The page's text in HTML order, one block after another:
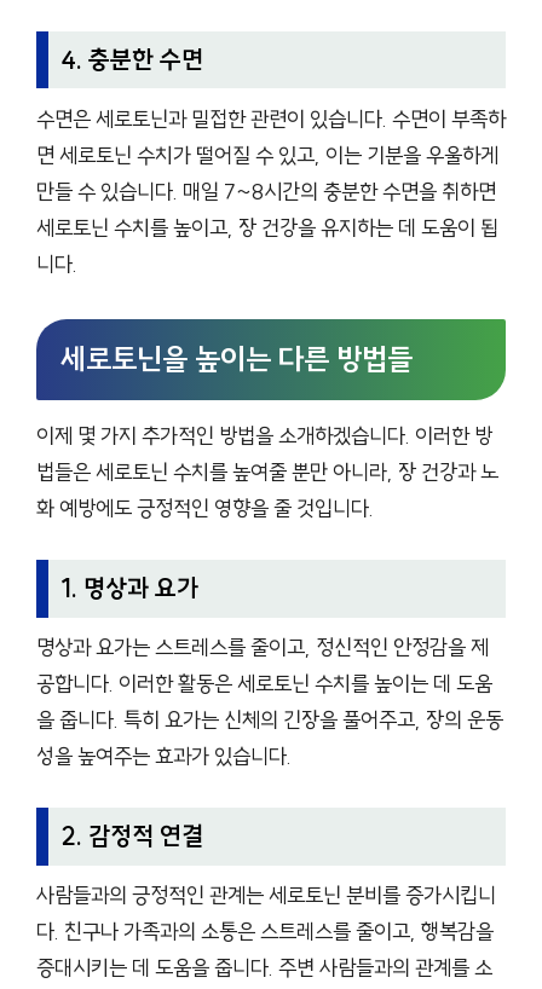
4. 충분한 수면
수면은 세로토닌과 밀접한 관련이 있습니다. 수면이 부족하
면 세로토닌 수치가 떨어질 수 있고, 이는 기분을 우울하게
만들 수 있습니다. 매일 7~8시간의 충분한 수면을 취하면
세로토닌 수치를 높이고, 장 건강을 유지하는 데 도움이 됩
니다.
세로토닌을 높이는 다른 방법들
이제 몇 가지 추가적인 방법을 소개하겠습니다. 이러한 방
법들은 세로토닌 수치를 높여줄 뿐만 아니라, 장 건강과 노
화 예방에도 긍정적인 영향을 줄 것입니다.
1. 명상과 요가
명상과 요가는 스트레스를 줄이고, 정신적인 안정감을 제
공합니다. 이러한 활동은 세로토닌 수치를 높이는 데 도움
을 줍니다. 특히 요가는 신체의 긴장을 풀어주고, 장의 운동
성을 높여주는 효과가 있습니다.
2. 감정적 연결
사람들과의 긍정적인 관계는 세로토닌 분비를 증가시킵니
다. 친구나 가족과의 소통은 스트레스를 줄이고, 행복감을
증대시키는 데 도움을 줍니다. 주변 사람들과의 관계를 소